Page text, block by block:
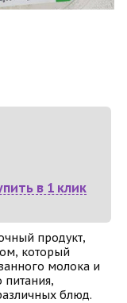
в 1 клик
продукт,
который
молока и
питания,
блюд.